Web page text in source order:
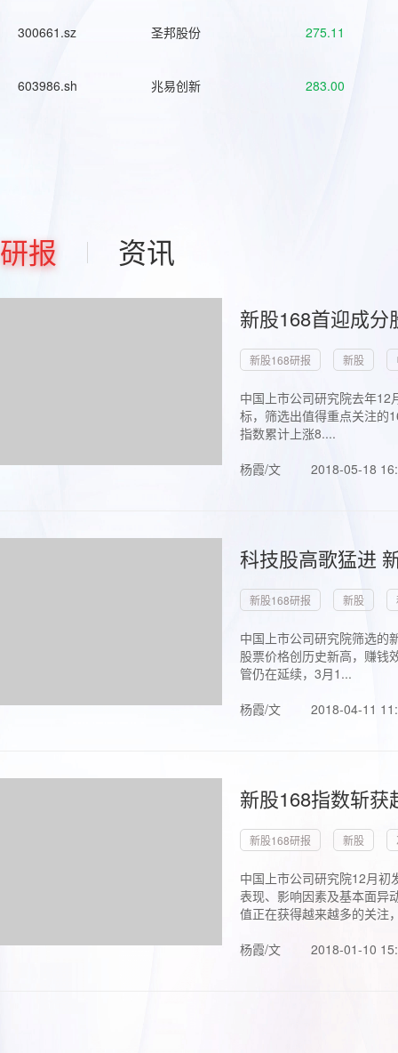
300661.sz 圣邦股份 275.11
603986.sh 兆易创新 283.00
研报 资讯
新股168首迎成
新股168研报 新股
中国上市公司研究院去年
标，筛选出值得重点关注的
指数累计上涨8....
杨霞/文
2018-05-18
科技股高歌猛进
新股168研报 新股
中国上市公司研究院筛选的
股票价格创历史新高，赚钱
管仍在延续，3月1...
杨霞/文
2018-04-11
新股168指数斩
新股168研报 新股
中国上市公司研究院12月初
表现、影响因素及基本面异
值正在获得越来越多的关注
杨霞/文
2018-01-10